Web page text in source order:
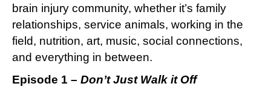
Brain
Talk,
Highlights
the
Resilience
brain injury community, whether it’s family
relationships, service animals, working in the
field, nutrition, art, music, social connections,
and everything in between.
Episode 1 – Don’t Just Walk it Off